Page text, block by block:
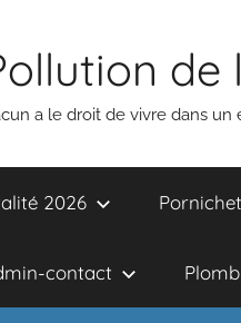
de
a le droit de vivre dans
2026 Pornichet
contact